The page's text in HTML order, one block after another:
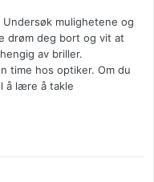
mulighetene og
drøm deg bort og vit at
av briller.
time hos optiker. Om du
å lære å takle